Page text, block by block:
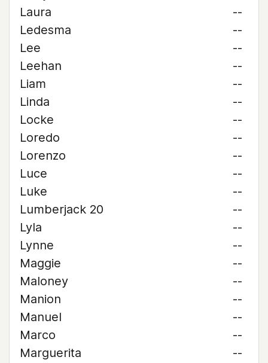
Laura
--
Ledesma
--
Lee
--
Leehan
--
Liam
--
Linda
--
Locke
--
Loredo
--
Lorenzo
--
Luce
--
Luke
--
Lumberjack 20
--
Lyla
--
Lynne
--
Maggie
--
Maloney
--
Manion
--
Manuel
--
Marco
--
Marguerita
--